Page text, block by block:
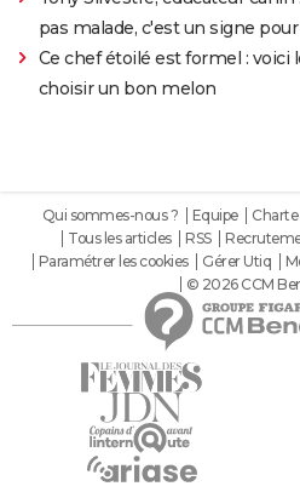
pas malade, c'est un signe
Ce chef étoilé est formel : voici
choisir un bon melon
Qui sommes-nous ? Equipe
Tous les articles
RSS
Paramétrer les cookies
Gérer Utiq
© 2026 CCM